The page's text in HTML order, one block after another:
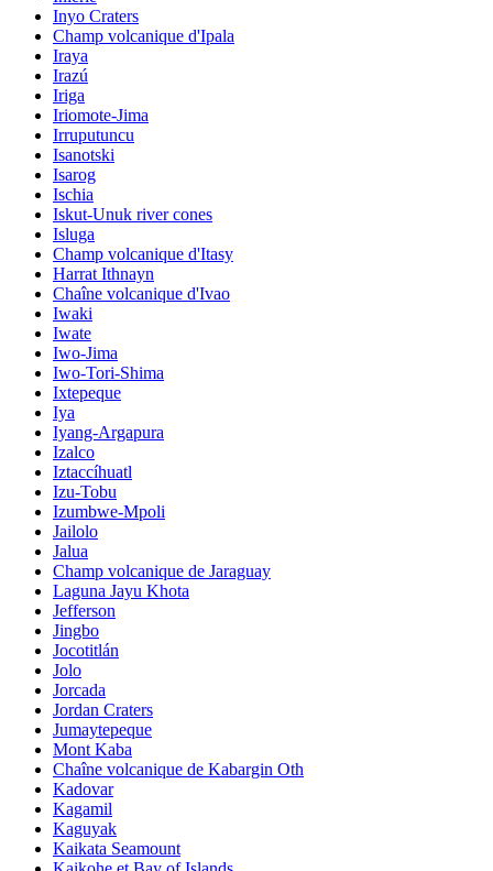
Inyo Craters
Champ volcanique d'Ipala
Iraya
Irazú
Iriga
Iriomote-Jima
Irruputuncu
Isanotski
Isarog
Ischia
Iskut-Unuk river cones
Isluga
Champ volcanique d'Itasy
Harrat Ithnayn
Chaîne volcanique d'Ivao
Iwaki
Iwate
Iwo-Jima
Iwo-Tori-Shima
Ixtepeque
Iya
Iyang-Argapura
Izalco
Iztaccíhuatl
Izu-Tobu
Izumbwe-Mpoli
Jailolo
Jalua
Champ volcanique de Jaraguay
Laguna Jayu Khota
Jefferson
Jingbo
Jocotitlán
Jolo
Jorcada
Jordan Craters
Jumaytepeque
Mont Kaba
Chaîne volcanique de Kabargin Oth
Kadovar
Kagamil
Kaguyak
Kaikata Seamount